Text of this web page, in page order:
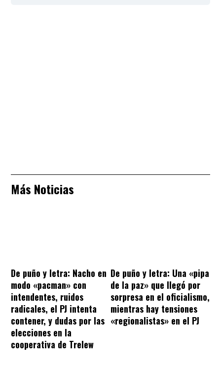
Más Noticias
De puño y letra: Nacho en
modo «pacman» con
intendentes, ruidos
radicales, el PJ intenta
contener, y dudas por las
elecciones en la
cooperativa de Trelew
De puño y letra: Una «pipa
de la paz» que llegó por
sorpresa en el oficialismo,
mientras hay tensiones
«regionalistas» en el PJ